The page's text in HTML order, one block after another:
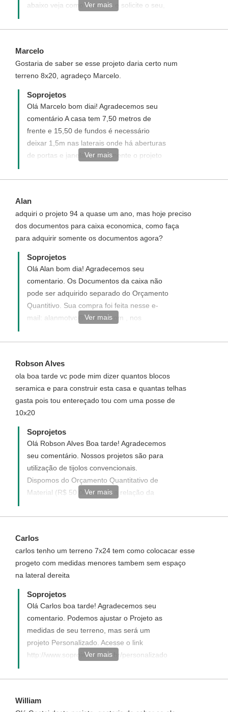
abaixo veja como funciona e solicite o seu,
nosso cliente.
Ivana Soares | Atendimento Soprojetos
Ver mais
Marcelo
Gostaria de saber se esse projeto daria certo num
terreno 8x20, agradeço Marcelo.
Soprojetos
Olá Marcelo bom diai! Agradecemos seu
comentário A casa tem 7,50 metros de
frente e 15,50 de fundos é necessário
deixar 1,5m nas laterais onde há aberturas
de portas e janelas, infelizmente o projeto
http://www.soprojetos.com.br/ver-
sugestões de projetos para as medidas de
seu terrreno. - Ivana- Atendimento
Soprojetos
Ver mais
Alan
adquiri o projeto 94 a quase um ano, mas hoje preciso
dos documentos para caixa economica, como faça
para adquirir somente os documentos agora?
Soprojetos
Olá Alan bom dia! Agradecemos seu
comentario. Os Documentos da caixa não
pode ser adquirido separado do Orçamento
Quantitivo. Sua compra foi feita nesse e-
mail: alanmotvc@hotmail.com , nos
link para que você adquirir os Serviços
Ver mais
Robson Alves
ola boa tarde vc pode mim dizer quantos blocos
seramica e para construir esta casa e quantas telhas
gasta pois tou entereçado tou com uma posse de
10x20
Soprojetos
Olá Robson Alves Boa tarde! Agradecemos
seu comentário. Nossos projetos são para
utilização de tijolos convencionais.
Dispomos do Orçamento Quantitativo de
Material (R$ 50,00), que é a relação da
construção, você só terá que substituir
adquirir no link
http://www.soprojetos.com.br/pagamento/orcamento/94
- Ivana - Atendimento Soprojetos
Ver mais
Carlos
carlos tenho um terreno 7x24 tem como colocacar esse
progeto com medidas menores tambem sem espaço
na lateral dereita
Soprojetos
Olá Carlos boa tarde! Agradecemos seu
comentario. Podemos ajustar o Projeto as
medidas de seu terreno, mas será um
projeto Personalizado. Acesse o link
http://www.soprojetos.com.br/personalizado
imenso prazer em tê-lo como nosso cliente.
Ver mais
William